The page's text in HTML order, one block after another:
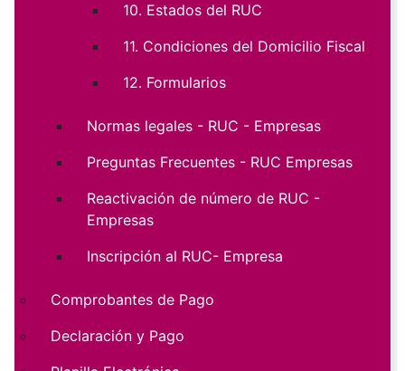
10. Estados del RUC
11. Condiciones del Domicilio Fiscal
12. Formularios
Normas legales - RUC - Empresas
Preguntas Frecuentes - RUC Empresas
Reactivación de número de RUC -
Empresas
Inscripción al RUC- Empresa
Comprobantes de Pago
Declaración y Pago